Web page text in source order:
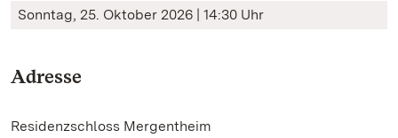
Sonntag, 25. Oktober 2026 | 14:30 Uhr
Adresse
Residenzschloss Mergentheim